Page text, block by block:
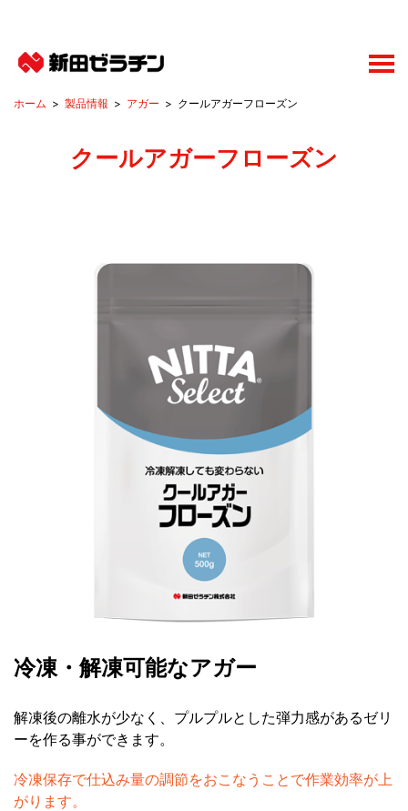
製品情報 アガー クールアガーフローズン
クールアガーフローズン
冷凍・解凍可能なアガー
解凍後の離水が少なく、プルプルとした弾力感があるゼリ
ーを作る事ができます。
冷凍保存で仕込み量の調節をおこなうことで作業効率が上
がります。